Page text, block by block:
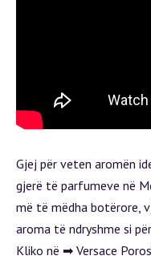
Gjej për veten aromën
gjerë të parfumeve në
më të mëdha botërore,
aroma të ndryshme si
Kliko në ➡ Versace